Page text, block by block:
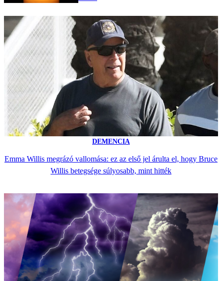
DEMENCIA
Emma Willis megrázó vallomása: ez az első jel árulta el, hogy Bruce
Willis betegsége súlyosabb, mint hitték